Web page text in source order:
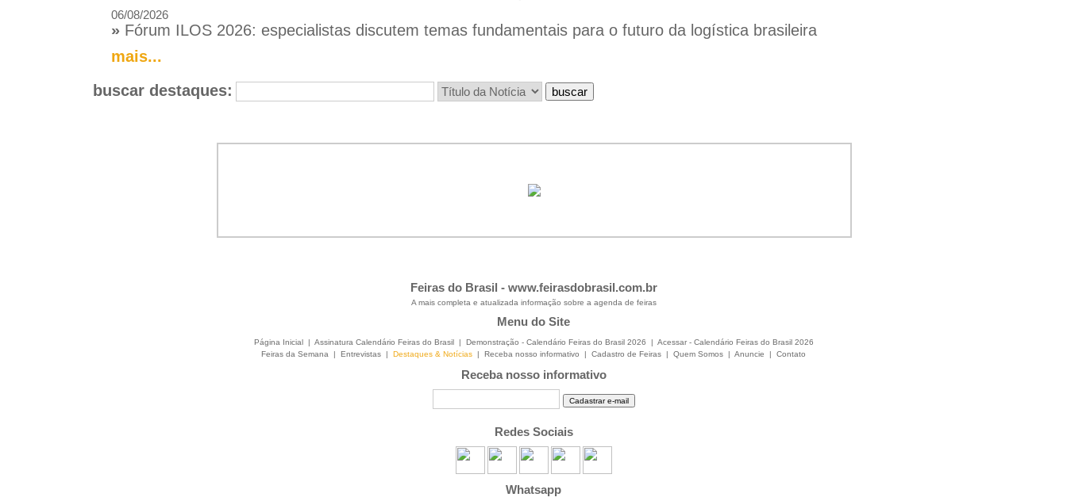
06/08/2026
» Fórum ILOS 2026: especialistas discutem temas fundamentais para o futuro da logística brasileira
mais...
buscar destaques:
Feiras do Brasil - www.feirasdobrasil.com.br
A mais completa e atualizada informação sobre a agenda de feiras
Menu do Site
Página Inicial | Assinatura Calendário Feiras do Brasil | Demonstração - Calendário Feiras do Brasil 2026 | Acessar - Calendário Feiras do Brasil 2026
Feiras da Semana
| Entrevistas | Destaques & Notícias | Receba nosso informativo | Cadastro de Feiras | Quem Somos | Anuncie | Contato
Receba nosso informativo
Redes Sociais
Whatsapp